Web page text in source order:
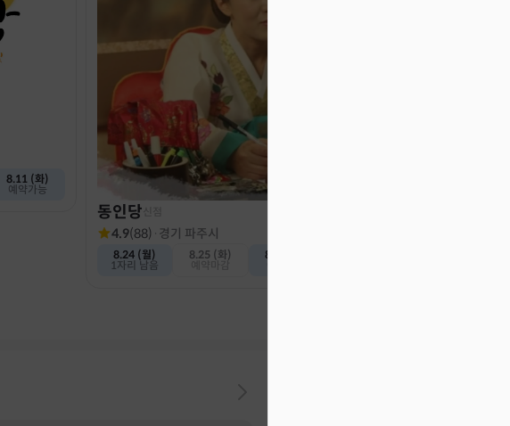
8.11 (화)
예약가능
동인당
4.9(88) · 경기 파주시
8.24 (월)
1자리 남음
8.25 (화)
8.26 (수)